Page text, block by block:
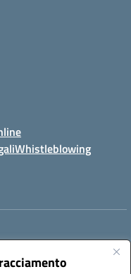
Whistleblowing